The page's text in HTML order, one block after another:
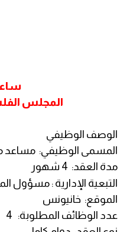
المجلس
الوصف الوظيفي
المسمى الوظيفي: مساعد
مدة العقد: 4 شهور
التبعية الإدارية : مسؤول
الموقع: خانيونس
عدد الوظائف المطلوبة: 4